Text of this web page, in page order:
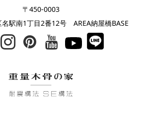
〒450-0003
駅南1丁目2番12号 AREA納屋橋BASE